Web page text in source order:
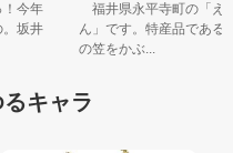
！今年
。坂井
福井県永平寺町の「
ん」です。特産品であ
の笠をかぶ...
キャラ